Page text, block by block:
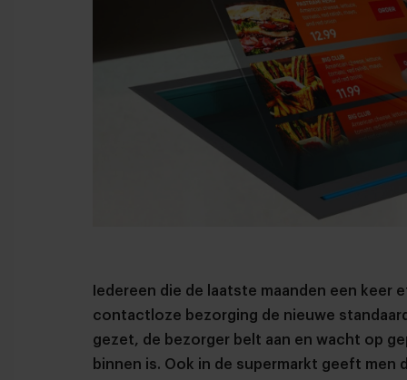
Iedereen die de laatste maanden een
contactloze bezorging de nieuwe
gezet, de bezorger belt aan en wacht op
binnen is. Ook in de supermarkt geeft